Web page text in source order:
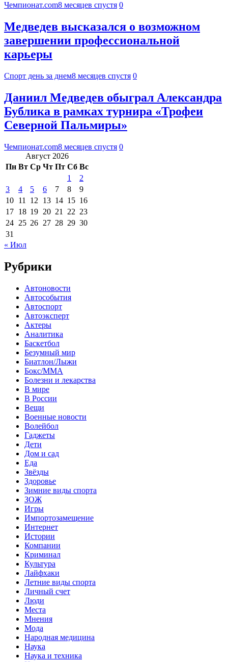
Чемпионат.com8 месяцев спустя 0
Медведев высказался о возможном
завершении профессиональной
карьеры
Спорт день за днем8 месяцев спустя 0
Даниил Медведев обыграл Александра
Бублика в рамках турнира «Трофеи
Северной Пальмиры»
Чемпионат.com8 месяцев спустя 0
Август 2026
Пн Вт Ср Чт Пт Сб Вс
1
2
3
4 5 6 7 8
9
10 11 12 13 14 15 16
17 18 19 20 21 22 23
24 25 26 27 28 29 30
31
« Июл
Рубрики
Автоновости
Автособытия
Автоспорт
Автоэксперт
Актеры
Аналитика
Баскетбол
Безумный мир
Биатлон/Лыжи
Бокс/MMA
Болезни и лекарства
В мире
В России
Вещи
Военные новости
Волейбол
Гаджеты
Дети
Дом и сад
Еда
Звёзды
Здоровье
Зимние виды спорта
ЗОЖ
Игры
Импортозамещение
Интернет
Истории
Компании
Криминал
Культура
Лайфхаки
Летние виды спорта
Личный счет
Люди
Места
Мнения
Мода
Народная медицина
Наука
Наука и техника